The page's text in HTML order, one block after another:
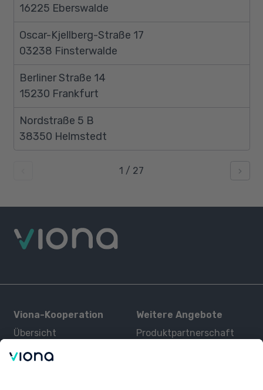
16225 Eberswalde
Oscar-Kjellberg-Straße 17
03238 Finsterwalde
Berliner Straße 14
15230 Frankfurt
Nordstraße 5 B
38350 Helmstedt
1 / 27
Viona-Kooperation
Übersicht
Kurse
Weitere Angebote
Produktpartnerschaft